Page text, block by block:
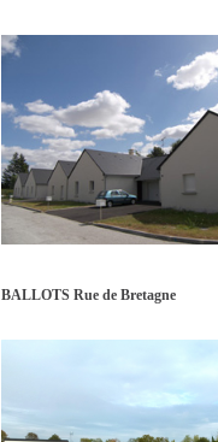
BALLOTS Rue de Bretagne